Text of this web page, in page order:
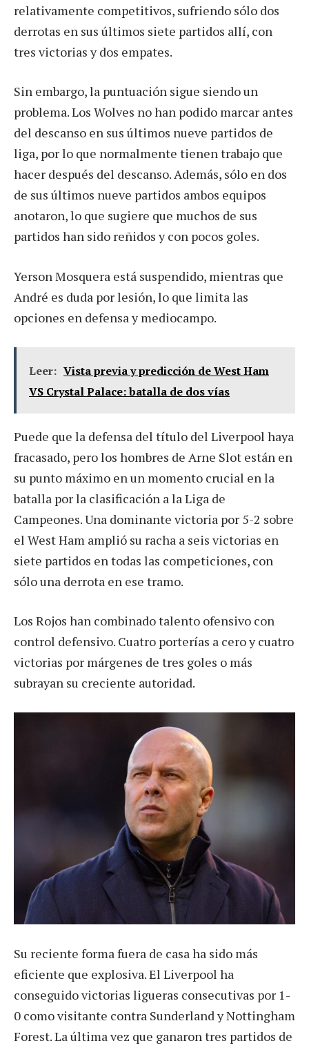
relativamente competitivos, sufriendo sólo dos
derrotas en sus últimos siete partidos allí, con
tres victorias y dos empates.
Sin embargo, la puntuación sigue siendo un
problema. Los Wolves no han podido marcar antes
del descanso en sus últimos nueve partidos de
liga, por lo que normalmente tienen trabajo que
hacer después del descanso. Además, sólo en dos
de sus últimos nueve partidos ambos equipos
anotaron, lo que sugiere que muchos de sus
partidos han sido reñidos y con pocos goles.
Yerson Mosquera está suspendido, mientras que
André es duda por lesión, lo que limita las
opciones en defensa y mediocampo.
Leer: Vista previa y predicción de West Ham
VS Crystal Palace: batalla de dos vías
Puede que la defensa del título del Liverpool haya
fracasado, pero los hombres de Arne Slot están en
su punto máximo en un momento crucial en la
batalla por la clasificación a la Liga de
Campeones. Una dominante victoria por 5-2 sobre
el West Ham amplió su racha a seis victorias en
siete partidos en todas las competiciones, con
sólo una derrota en ese tramo.
Los Rojos han combinado talento ofensivo con
control defensivo. Cuatro porterías a cero y cuatro
victorias por márgenes de tres goles o más
subrayan su creciente autoridad.
Su reciente forma fuera de casa ha sido más
eficiente que explosiva. El Liverpool ha
conseguido victorias ligueras consecutivas por 1-
0 como visitante contra Sunderland y Nottingham
Forest. La última vez que ganaron tres partidos de